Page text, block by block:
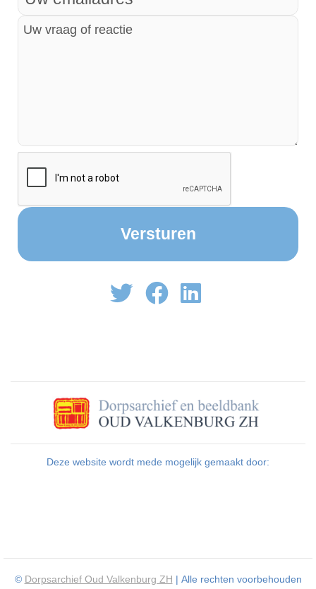
Deze website wordt mede mogelijk gemaakt door:
© Dorpsarchief Oud Valkenburg ZH | Alle rechten voorbehouden